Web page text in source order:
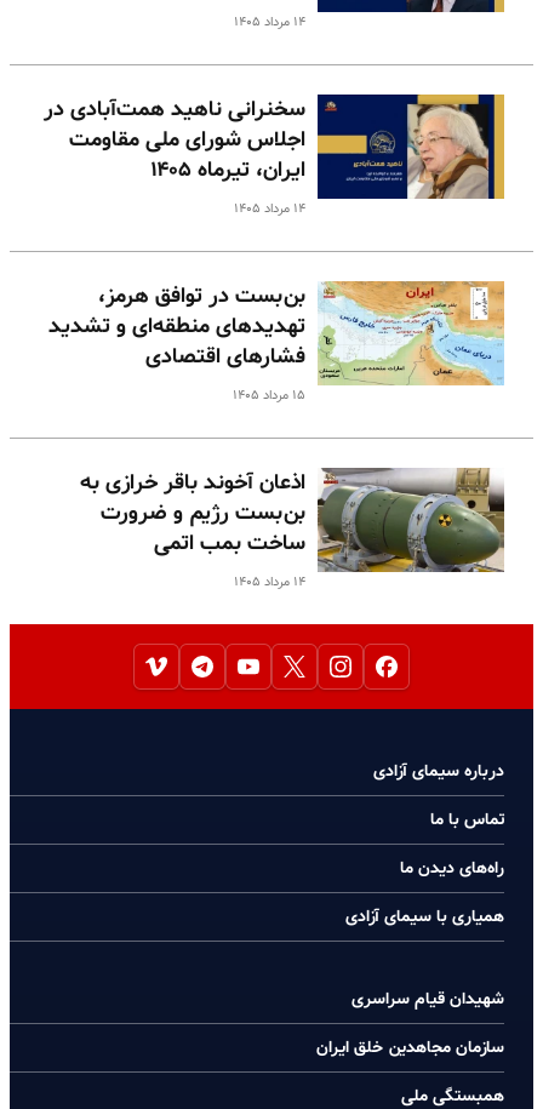
۱۴ مرداد ۱۴۰۵
سخنرانی ناهید همت‌آبادی در
اجلاس شورای ملی مقاومت
ایران، تیرماه ۱۴۰۵
۱۴ مرداد ۱۴۰۵
بن‌بست در توافق هرمز،
تهدیدهای منطقه‌ای و تشدید
فشارهای اقتصادی
۱۵ مرداد ۱۴۰۵
اذعان آخوند باقر خرازی به
بن‌بست رژیم و ضرورت
ساخت بمب اتمی
۱۴ مرداد ۱۴۰۵
درباره سیمای آزادی
تماس با ما
راه‌های دیدن ما
همیاری با سیمای آزادی
شهیدان قیام سراسری
سازمان مجاهدین خلق ایران
همبستگی ملی